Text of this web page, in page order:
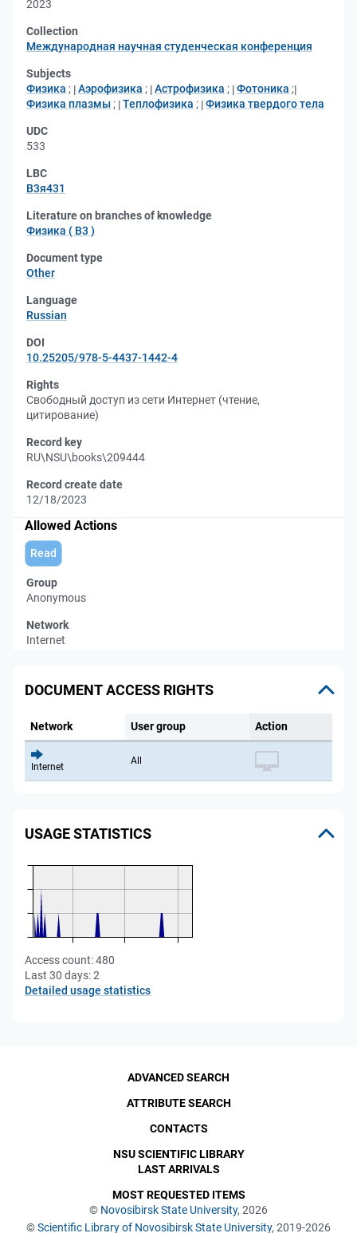
2023
Collection
Международная научная студенческая конференция
Subjects
Физика ; Аэрофизика ; Астрофизика ; Фотоника ;
Физика плазмы ; Теплофизика ; Физика твердого тела
UDC
533
LBC
В3я431
Literature on branches of knowledge
Физика ( В3 )
Document type
Other
Language
Russian
DOI
10.25205/978-5-4437-1442-4
Rights
Свободный доступ из сети Интернет (чтение,
цитирование)
Record key
RU\NSU\books\209444
Record create date
12/18/2023
Allowed Actions
Read
Group
Anonymous
Network
Internet
DOCUMENT ACCESS RIGHTS
Network User group Action
Internet
All
USAGE STATISTICS
Access count:480
Last 30 days:2
Detailed usage statistics
© Novosibirsk State University, 2026
©Scientific Library of Novosibirsk State University, 2019-2026
ADVANCED SEARCH
ATTRIBUTE SEARCH
CONTACTS
NSU SCIENTIFIC LIBRARY
LAST ARRIVALS
MOST REQUESTED ITEMS